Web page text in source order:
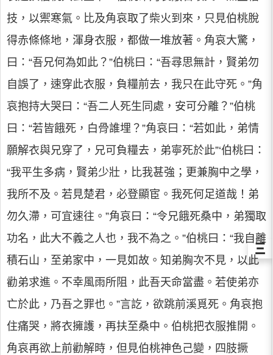
技，以禦寒氣。比及角哀取了柴火到來，只見伯桃脫
得赤條條地，渾身衣服，都做一堆放著。角哀大驚，
曰：“吾兄何為如此？”伯桃曰：“吾尋思無計，賢弟勿
自誤了，速穿此衣服，負糧前去，我只在此守死。”角
哀抱持大哭曰：“吾二人死生同處，安可分離？”伯桃
曰：“若皆餓死，白骨誰埋？”角哀曰：“若如此，弟情
願解衣與兄穿了，兄可負糧去，弟寧死於此”‘伯桃曰：
“我平生多病，賢弟少壯，比我甚強；更兼胸中之學，
我所不及。若見楚君，必登顯宦。我死何足道哉！弟
勿久滯，可宜速往。”角哀曰：“令兄餓死桑中，弟獨取
功名，此大不義之人也，我不為之。”伯桃曰：“我自離
積石山，至弟家中，一見如故。知弟胸次不見，以此
勸弟求進。不幸風雨所阻，此吾天命當盡。若使弟亦
亡於此，乃吾之罪也。”言訖，欲跳前溪覓死。角哀抱
住痛哭，將衣擁護，再扶至桑中。伯桃把衣服推開。
角哀再欲上前勸解時，但見伯桃神色己變，四肢撅
Ξ